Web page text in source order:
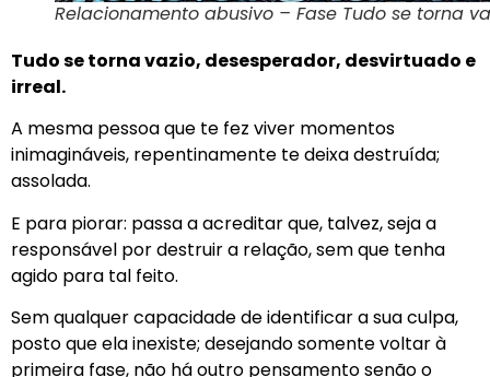
Relacionamento abusivo – Fase Tudo se torna
Tudo se torna vazio, desesperador, desvirtuado e
irreal.
A mesma pessoa que te fez viver momentos
inimagináveis, repentinamente te deixa destruída;
assolada.
E para piorar: passa a acreditar que, talvez, seja a
responsável por destruir a relação, sem que tenha
agido para tal feito.
Sem qualquer capacidade de identificar a sua culpa,
posto que ela inexiste; desejando somente voltar à
primeira fase, não há outro pensamento senão o